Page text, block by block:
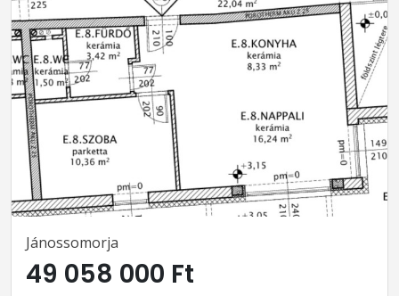
Jánossomorja
49 058 000 Ft